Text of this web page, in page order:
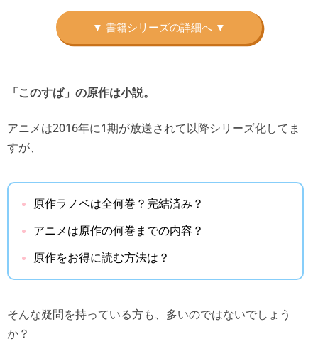
「このすば」の原作は小説。
アニメは2016年に1期が放送されて以降シリーズ化してま
すが、
原作ラノベは全何巻？完結済み？
アニメは原作の何巻までの内容？
原作をお得に読む方法は？
そんな疑問を持っている方も、多いのではないでしょう
か？